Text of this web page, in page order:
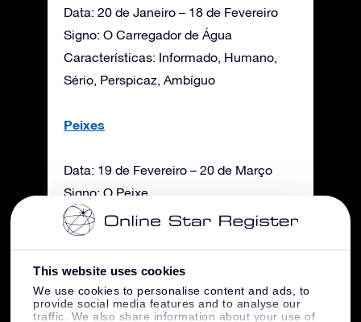
This website uses cookies
We use cookies to personalise content and ads, to
provide social media features and to analyse our
traffic. We also share information about your use of
Data: 20 de Janeiro – 18 de Fevereiro
Signo: O Carregador de Água
Características: Informado, Humano,
Sério, Perspicaz, Ambíguo
Peixes
Data: 19 de Fevereiro – 20 de Março
Signo: O Peixe
Características: Flutuante, Profundo,
Imaginativo, Reativo, Indeciso